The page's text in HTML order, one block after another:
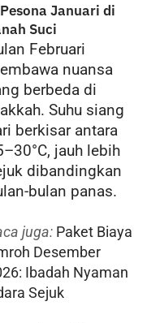
Januari di
Suci
Februari
nuansa
berbeda di
Suhu siang
berkisar antara
jauh lebih
dibandingkan
bulan panas.
juga: Paket Biaya
Desember
Ibadah Nyaman
Sejuk